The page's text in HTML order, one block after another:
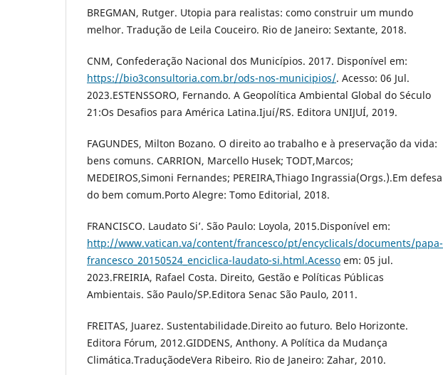
BREGMAN, Rutger. Utopia para realistas: como construir um mundo
melhor. Tradução de Leila Couceiro. Rio de Janeiro: Sextante, 2018.
CNM, Confederação Nacional dos Municípios. 2017. Disponível em:
https://bio3consultoria.com.br/ods-nos-municipios/. Acesso: 06 Jul.
2023.ESTENSSORO, Fernando. A Geopolítica Ambiental Global do Século
21:Os Desafios para América Latina.Ijuí/RS. Editora UNIJUÍ, 2019.
FAGUNDES, Milton Bozano. O direito ao trabalho e à preservação da vida:
bens comuns. CARRION, Marcello Husek; TODT,Marcos;
MEDEIROS,Simoni Fernandes; PEREIRA,Thiago Ingrassia(Orgs.).Em defesa
do bem comum.Porto Alegre: Tomo Editorial, 2018.
FRANCISCO. Laudato Si’. São Paulo: Loyola, 2015.Disponível em:
http://www.vatican.va/content/francesco/pt/encyclicals/documents/papa-
francesco_20150524_enciclica-laudato-si.html.Acesso em: 05 jul.
2023.FREIRIA, Rafael Costa. Direito, Gestão e Políticas Públicas
Ambientais. São Paulo/SP.Editora Senac São Paulo, 2011.
FREITAS, Juarez. Sustentabilidade.Direito ao futuro. Belo Horizonte.
Editora Fórum, 2012.GIDDENS, Anthony. A Política da Mudança
Climática.TraduçãodeVera Ribeiro. Rio de Janeiro: Zahar, 2010.